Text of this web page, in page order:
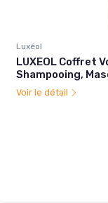
Luxéol
LUXEOL Coffret
Shampooing,
Voir le détail